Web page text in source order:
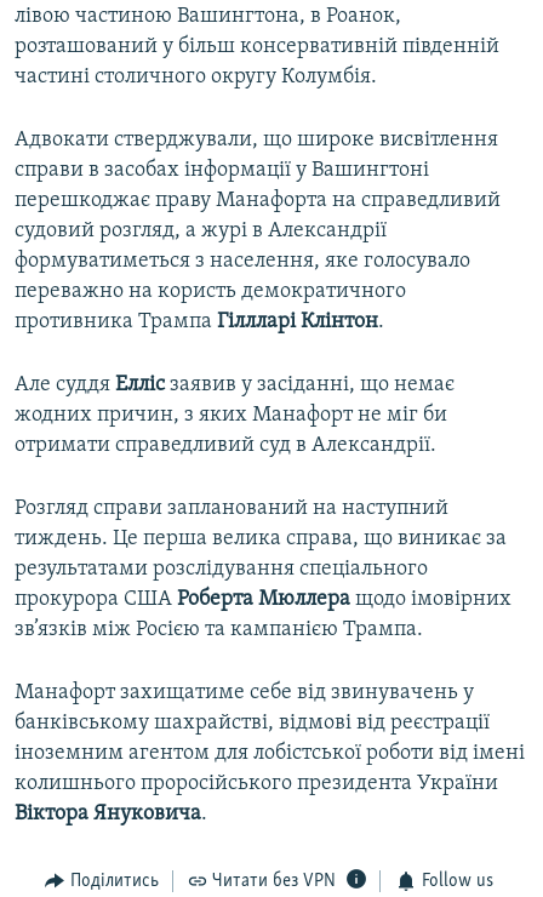
лівою частиною Вашингтона, в Роанок,
розташований у більш консервативній південній
частині столичного округу Колумбія.
Адвокати стверджували, що широке висвітлення
справи в засобах інформації у Вашингтоні
перешкоджає праву Манафорта на справедливий
судовий розгляд, а журі в Александрії
формуватиметься з населення, яке голосувало
переважно на користь демократичного
противника Трампа Гіллларі Клінтон.
Але суддя Еллісзаявив у засіданні, що немає
жодних причин, з яких Манафорт не міг би
отримати справедливий суд в Александрії.
Розгляд справи запланований на наступний
тиждень. Це перша велика справа, що виникає за
результатами розслідування спеціального
прокурора США Роберта Мюллера щодо імовірних
зв’язків між Росією та кампанією Трампа.
Манафорт захищатиме себе від звинувачень у
банківському шахрайстві, відмові від реєстрації
іноземним агентом для лобістської роботи від імені
колишнього проросійського президента України
Віктора Януковича.
Поділитись Читати без VPN Follow us